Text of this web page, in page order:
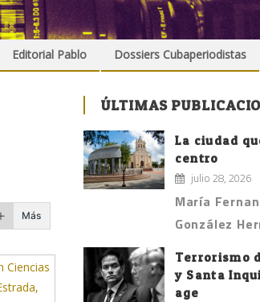
Editorial Pablo Dossiers Cubaperiodistas
Más
ÚLTIMAS
La ciudad
centro
julio 28, 2026
María
González
Terrorismo
y Santa
age